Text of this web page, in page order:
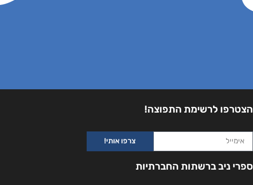
הצטרפו לרשימת התפוצה!
צרפו אותי!
ספרי ניב ברשתות החברתיות